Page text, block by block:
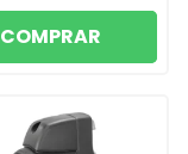
COMPRAR